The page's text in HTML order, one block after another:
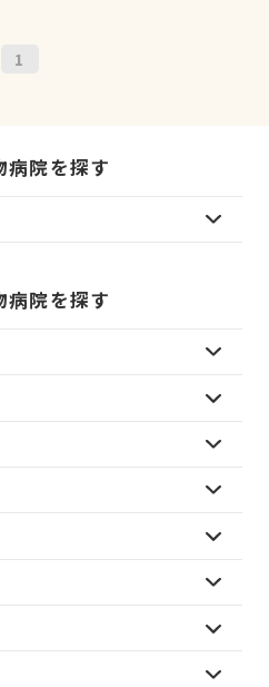
1
病院を探す
病院を探す